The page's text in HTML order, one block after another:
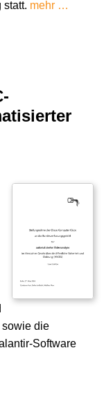
statt. mehr …
sowie die
Software